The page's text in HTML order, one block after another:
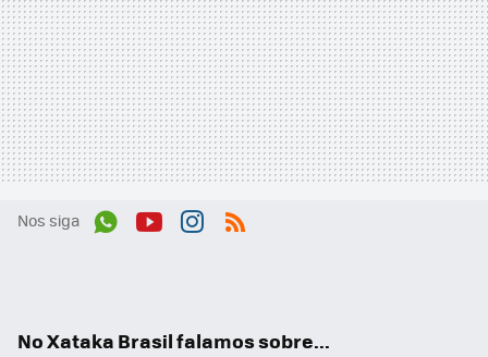
Nos siga
No Xataka Brasil falamos sobre...